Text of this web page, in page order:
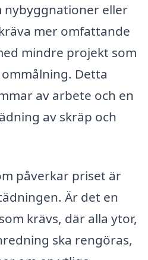
nybyggnationer eller
mer omfattande
mindre projekt som
Detta
av arbete och en
av skräp och
påverkar priset är
Är det en
krävs, där alla ytor,
ska rengöras,